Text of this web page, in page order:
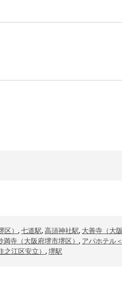
） , 七道駅, 高須神社駅, 大善寺（大
満寺（大阪府堺市堺区） , アパホテル
之江区安立） , 堺駅